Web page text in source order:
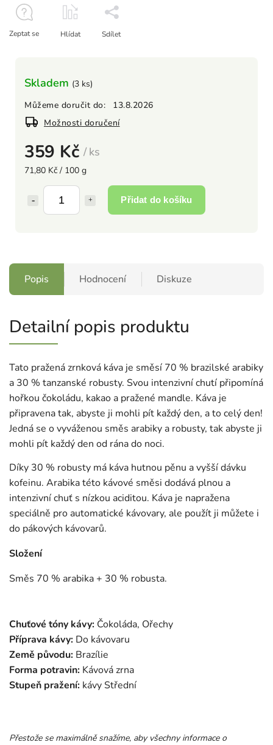
359 Kč / ks
71,80 Kč / 100 g
Přidat do košíku
Skladem (3 ks)
Můžeme doručit do:
13.8.2026
Možnosti doručení
Zeptat se Hlídat Sdílet
Popis Hodnocení Diskuze
Detailní popis produktu
Tato pražená zrnková káva je směsí 70 % brazilské arabiky
a 30 % tanzanské robusty. Svou intenzivní chutí připomíná
hořkou čokoládu, kakao a pražené mandle. Káva je
připravena tak, abyste ji mohli pít každý den, a to celý den!
Jedná se o vyváženou směs arabiky a robusty, tak abyste ji
mohli pít každý den od rána do noci.
Díky 30 % robusty má káva hutnou pěnu a vyšší dávku
kofeinu. Arabika této kávové směsi dodává plnou a
intenzivní chuť s nízkou aciditou. Káva je napražena
speciálně pro automatické kávovary, ale použít ji můžete i
do pákových kávovarů.
Složení
Směs 70 % arabika + 30 % robusta.
Chuťové tóny kávy: Čokoláda, Ořechy
Příprava kávy: Do kávovaru
Země původu: Brazílie
Forma potravin: Kávová zrna
Stupeň pražení: kávyStřední
Přestože se maximálně snažíme, aby všechny informace o